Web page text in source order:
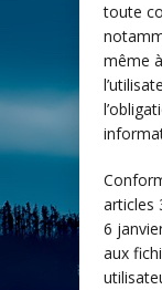
toute
même
articles
6
aux